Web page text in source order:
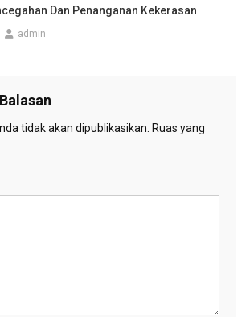
Dan Penanganan Kekerasan
admin
tidak akan dipublikasikan. Ruas yang